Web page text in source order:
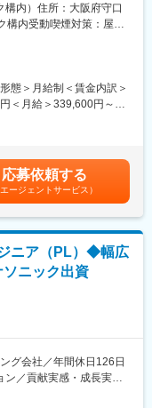
てきたが、より製品全
いエンジニアスキルを身
・機構などソフト・ハー
案件を扱っておりま
車部品メーカー/日用品
IT業界）情報・通信会社
など
ジションでは、ソフトウ
トなどを担当し、要件
、実装、評価を担当。
ス(STB) 受信機開発
さまざまな商品開発に貢
構内）住所：大阪府守口
内受動喫煙対策：屋内
態＞月給制＜賃金内訳＞
＜月給＞339,600円～
応募依頼する
エージェントサービス）
ニア（PL）◆幅広
ニック出資
グ会社／年間休日126日
／貢献実感・成長実感